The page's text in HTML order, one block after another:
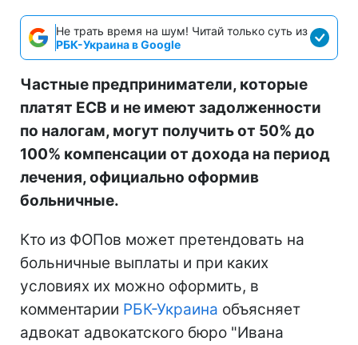
Не трать время на шум! Читай только суть из
РБК-Украина в Google
Частные предприниматели, которые
платят ЕСВ и не имеют задолженности
по налогам, могут получить от 50% до
100% компенсации от дохода на период
лечения, официально оформив
больничные.
Кто из ФОПов может претендовать на
больничные выплаты и при каких
условиях их можно оформить, в
комментарии РБК-Украина объясняет
адвокат адвокатского бюро "Ивана